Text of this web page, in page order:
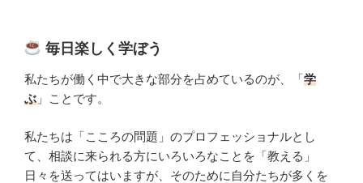
毎日楽しく学ぼう
私たちが働く中で大きな部分を占めているのが、「学
ぶ 」ことです。
私たちは「こころの問題」のプロフェッショナルとし
て、相談に来られる方にいろいろなことを「教える」
日々を送ってはいますが、そのために自分たちが多くを